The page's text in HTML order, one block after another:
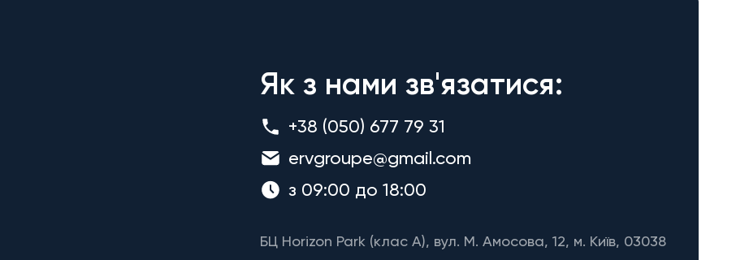
Як з нами зв'язатися:
+38 (050) 677 79 31
ervgroupe@gmail.com
з 09:00 до 18:00
БЦ Horizon Park (клас A), вул. М. Амосова, 12, м. Київ, 03038